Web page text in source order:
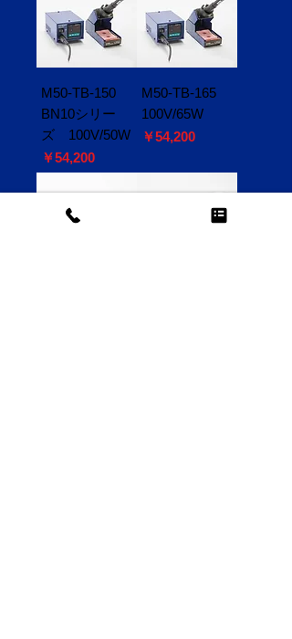
M50-TB-150
BN10シリー
ズ 100V/50W
価格
￥54,200
M50-TB-165
100V/65W
価格
￥54,200